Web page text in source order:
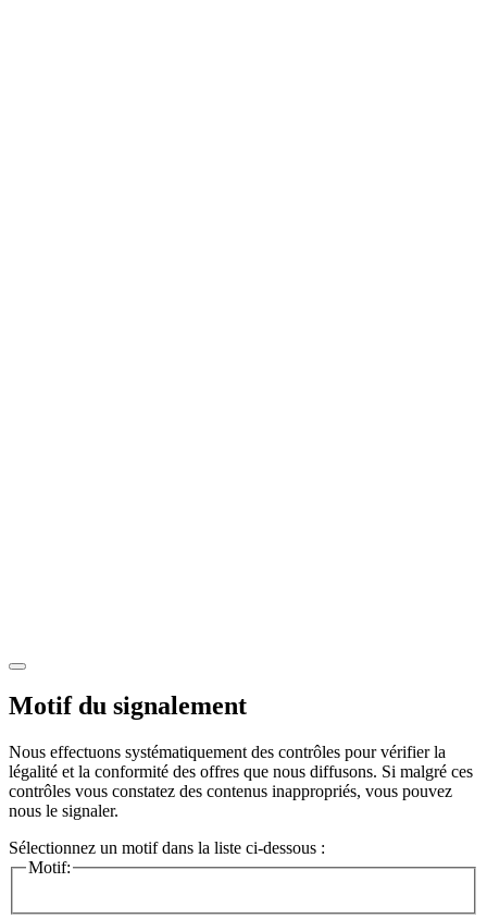
Motif du signalement
Nous effectuons systématiquement des contrôles pour vérifier la
légalité et la conformité des offres que nous diffusons. Si malgré ces
contrôles vous constatez des contenus inappropriés, vous pouvez
nous le signaler.
Sélectionnez un motif dans la liste ci-dessous :
Motif: